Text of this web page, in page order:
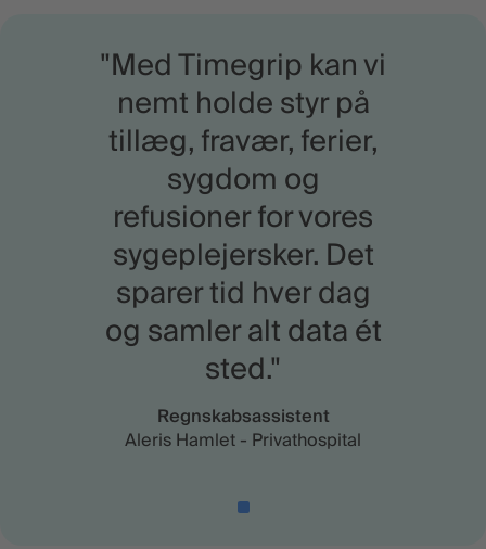
"Med Timegrip kan vi
nemt holde styr på
tillæg, fravær, ferier,
sygdom og
refusioner for vores
sygeplejersker. Det
sparer tid hver dag
og samler alt data ét
sted."
Regnskabsassistent
Aleris Hamlet - Privathospital